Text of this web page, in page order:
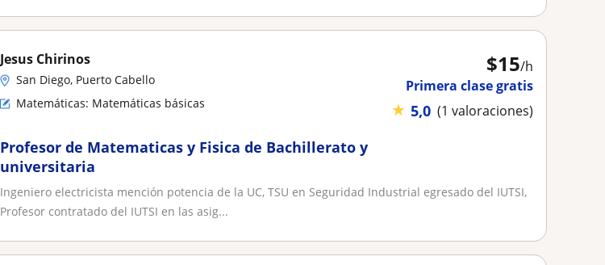
$15/h
Primera clase gratis
★ 5,0 (1 valoraciones)
Jesus Chirinos
San Diego, Puerto Cabello
Matemáticas: Matemáticas básicas
Profesor de Matematicas y Fisica de Bachillerato y
universitaria
Ingeniero electricista mención potencia de la UC, TSU en Seguridad Industrial egresado del IUTSI,
Profesor contratado del IUTSI en las asig...